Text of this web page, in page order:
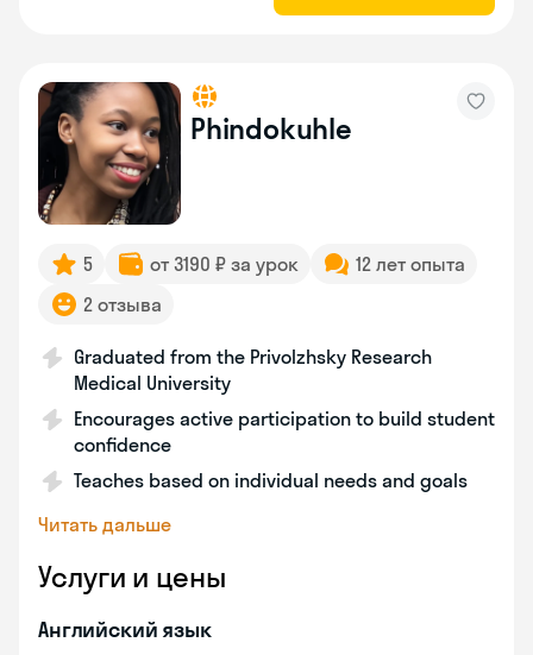
Phindokuhle
5 от 3190 ₽ за урок
12 лет опыта
2 отзыва
Graduated from the Privolzhsky Research
Medical University
Encourages active participation to build student
confidence
Teaches based on individual needs and goals
Читать дальше
Услуги и цены
Английский язык